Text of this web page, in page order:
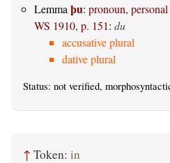
Lemma þu: pronoun, personal
WS 1910, p. 151: du
accusative plural
dative plural
Status: not verified,
↑ Token: in